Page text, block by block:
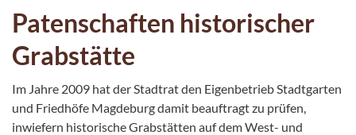
Patenschaften historischer
Grabstätte
Im Jahre 2009 hat der Stadtrat den Eigenbetrieb Stadtgarten
und Friedhöfe Magdeburg damit beauftragt zu prüfen,
inwiefern historische Grabstätten auf dem West- und